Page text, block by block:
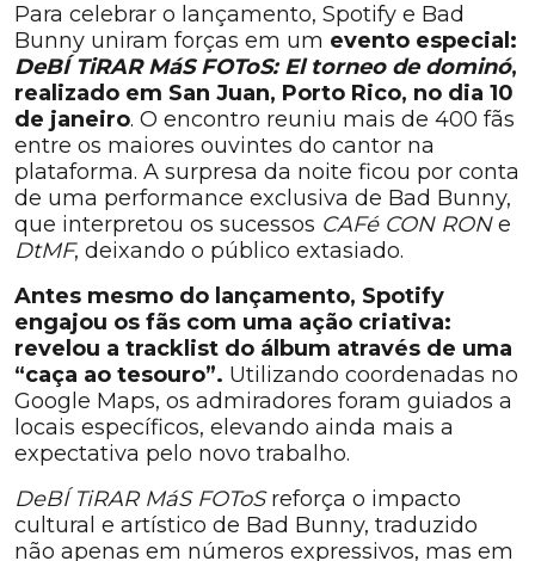
Para celebrar o lançamento, Spotify e Bad
Bunny uniram forças em um evento especial:
DeBÍ TiRAR MáS FOToS: El torneo de dominó,
realizado em San Juan, Porto Rico, no dia 10
de janeiro. O encontro reuniu mais de 400 fãs
entre os maiores ouvintes do cantor na
plataforma. A surpresa da noite ficou por conta
de uma performance exclusiva de Bad Bunny,
que interpretou os sucessos CAFé CON RONe
DtMF, deixando o público extasiado.
Antes mesmo do lançamento, Spotify
engajou os fãs com uma ação criativa:
revelou a tracklist do álbum através de uma
“caça ao tesouro”. Utilizando coordenadas no
Google Maps, os admiradores foram guiados a
locais específicos, elevando ainda mais a
expectativa pelo novo trabalho.
DeBÍ TiRAR MáS FOToSreforça o impacto
cultural e artístico de Bad Bunny, traduzido
não apenas em números expressivos, mas em